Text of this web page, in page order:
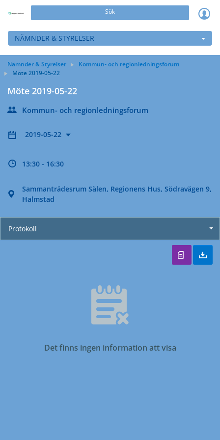
Sök
NÄMNDER & STYRELSER
Nämnder & Styrelser
Kommun- och regionledningsforum
Möte 2019-05-22
Möte 2019-05-22
Kommun- och regionledningsforum
2019-05-22
13:30 - 16:30
Sammanträdesrum Sälen, Regionens Hus, Södravägen 9,
Halmstad
Protokoll
Det finns ingen information att visa